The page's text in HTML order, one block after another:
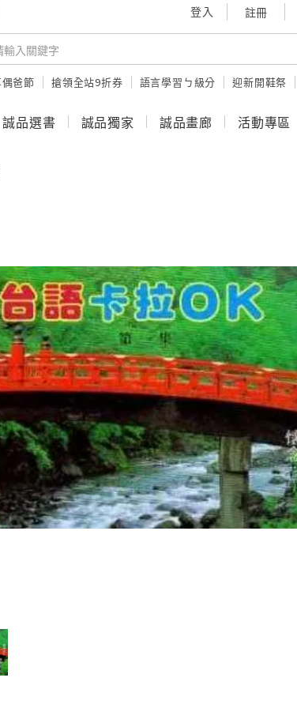
登入 註冊
爸節 搶領全站9折券 語言學習ㄅ級分 迎新開鞋祭
誠品選書 誠品獨家 誠品畫廊 活動專區